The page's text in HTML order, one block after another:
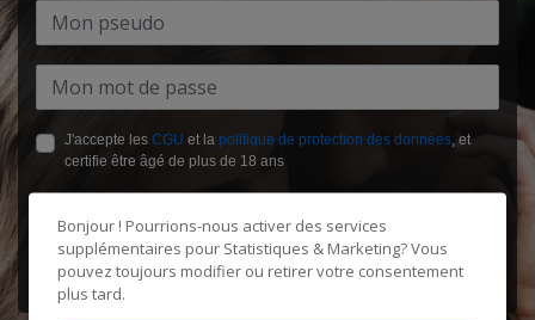
J'accepte les CGU et la politique de protection des données, et
certifie être âgé de plus de 18 ans
Bonjour ! Pourrions-nous activer des services
supplémentaires pour Statistiques & Marketing? Vous
pouvez toujours modifier ou retirer votre consentement
plus tard.